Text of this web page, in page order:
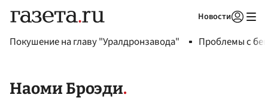
Новости
Покушение на главу "Уралдронзавода" Проблемы с
Наоми Броэди